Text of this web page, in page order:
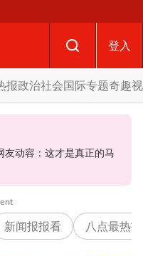
登入
报政治社会国际专题奇趣
“土团自动退出论” 慕尤丁前机要秘书晒章程打脸
？ 法米：国阵开放态度
新闻报报看 八点最热报